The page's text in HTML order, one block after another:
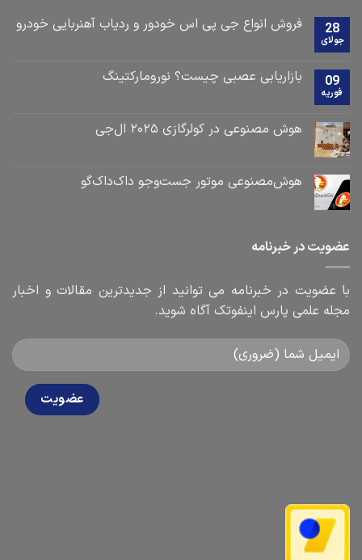
28
جولای
فروش انواع جی پی اس خودور و ردیاب آهنربایی خودرو
09
فوریه
بازاریابی عصبی چیست؟ نورومارکتینگ
هوش مصنوعی در کولرگازی ۲۰۲۵ ال‌جی
هوش‌مصنوعی موتور جست‌و‌جو داک‌داک‌گو
عضویت در خبرنامه
با عضویت در خبرنامه می توانید از جدیدترین مقالات و اخبار
مجله علمی پارس اینفوتک آگاه شوید.